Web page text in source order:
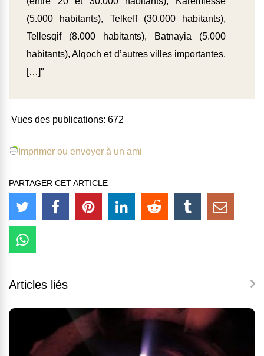
(5.000 habitants), Telkeff (30.000 habitants),
Tellesqif (8.000 habitants), Batnayia (5.000
habitants), Alqoch et d’autres villes importantes.
[…]"
Vues des publications: 672
Imprimer ou envoyer à un ami
PARTAGER CET ARTICLE
Articles liés